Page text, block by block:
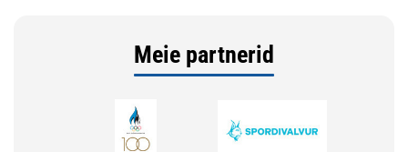
Meie partnerid